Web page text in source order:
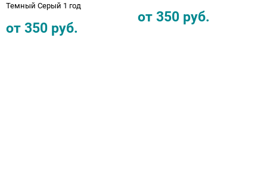
Темный Серый 1 год
от 350 руб.
от 350 руб.